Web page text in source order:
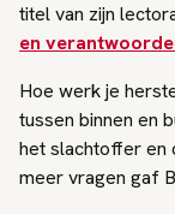
titel van zijn
en
Hoe werk je
tussen binnen en
het slachtoffer en
meer vragen gaf